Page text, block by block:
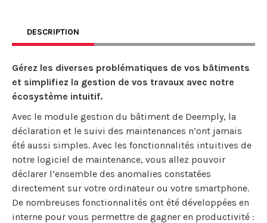
DESCRIPTION
Gérez les diverses problématiques de vos bâtiments
et simplifiez la gestion de vos travaux avec notre
écosystème intuitif.
Avec le module gestion du bâtiment de Deemply, la
déclaration et le suivi des maintenances n’ont jamais
été aussi simples. Avec les fonctionnalités intuitives de
notre logiciel de maintenance, vous allez pouvoir
déclarer l’ensemble des anomalies constatées
directement sur votre ordinateur ou votre smartphone.
De nombreuses fonctionnalités ont été développées en
interne pour vous permettre de gagner en productivité :